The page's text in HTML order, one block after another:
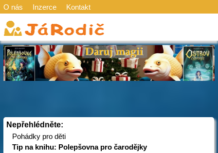
O nás Inzerce Kontakt
Nepřehlédněte:
Pohádky pro děti
Tip na knihu: Polepšovna pro čarodějky